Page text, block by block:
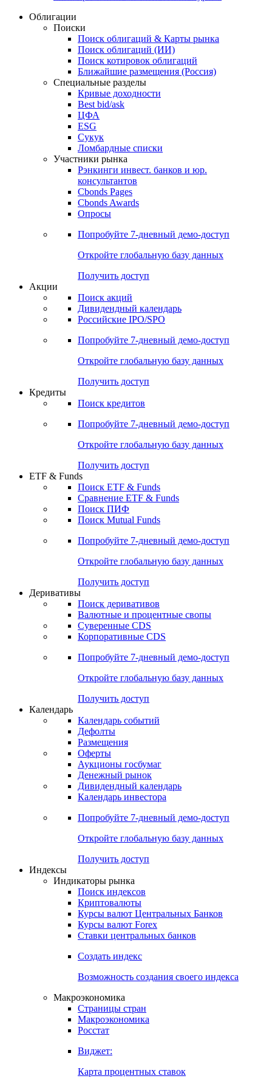
Облигации
Поиски
Поиск облигаций & Карты рынка
Поиск облигаций (ИИ)
Поиск котировок облигаций
Ближайшие размещения (Россия)
Специальные разделы
Кривые доходности
Best bid/ask
ЦФА
ESG
Сукук
Ломбардные списки
Участники рынка
Рэнкинги инвест. банков и юр.
консультантов
Cbonds Pages
Cbonds Awards
Опросы
Попробуйте 7-дневный демо-доступ
Откройте глобальную базу данных
Получить доступ
Акции
Поиск акций
Дивидендный календарь
Российские IPO/SPO
Попробуйте 7-дневный демо-доступ
Откройте глобальную базу данных
Получить доступ
Кредиты
Поиск кредитов
Попробуйте 7-дневный демо-доступ
Откройте глобальную базу данных
Получить доступ
ETF & Funds
Поиск ETF & Funds
Сравнение ETF & Funds
Поиск ПИФ
Поиск Mutual Funds
Попробуйте 7-дневный демо-доступ
Откройте глобальную базу данных
Получить доступ
Деривативы
Поиск деривативов
Валютные и процентные свопы
Суверенные CDS
Корпоративные CDS
Попробуйте 7-дневный демо-доступ
Откройте глобальную базу данных
Получить доступ
Календарь
Календарь событий
Дефолты
Размещения
Оферты
Аукционы госбумаг
Денежный рынок
Дивидендный календарь
Календарь инвестора
Попробуйте 7-дневный демо-доступ
Откройте глобальную базу данных
Получить доступ
Индексы
Индикаторы рынка
Поиск индексов
Криптовалюты
Курсы валют Центральных Банков
Курсы валют Forex
Ставки центральных банков
Создать индекс
Возможность создания своего индекса
Макроэкономика
Страницы стран
Макроэкономика
Росстат
Виджет:
Карта процентных ставок